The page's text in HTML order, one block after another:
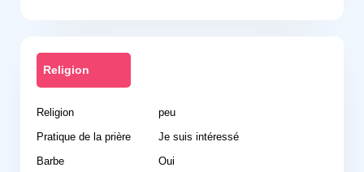
Religion
Religion
peu
Pratique de la prière
Je suis intéressé
Barbe
Oui